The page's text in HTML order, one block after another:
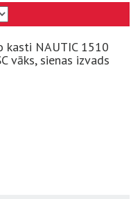
kasti NAUTIC 1510
vāks, sienas izvads